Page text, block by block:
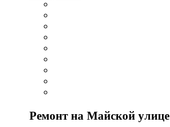
Ремонт на Майской улице